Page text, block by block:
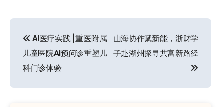
导
航
AI医疗实践 | 重医附属
儿童医院AI预问诊重塑儿
科门诊体验
山海协作赋新能，浙财学
子赴湖州探寻共富新路径